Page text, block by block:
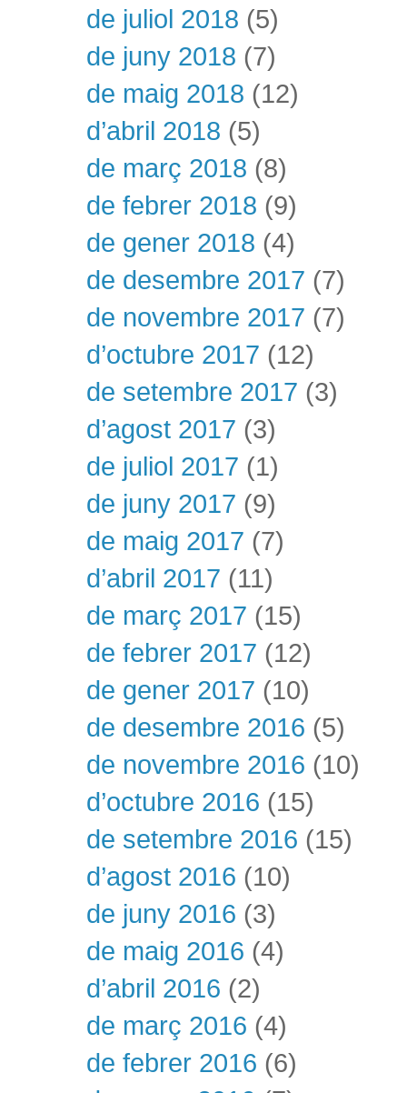
de juliol 2018 (5)
de juny 2018 (7)
de maig 2018 (12)
d’abril 2018 (5)
de març 2018 (8)
de febrer 2018 (9)
de gener 2018 (4)
de desembre 2017 (7)
de novembre 2017 (7)
d’octubre 2017 (12)
de setembre 2017 (3)
d’agost 2017 (3)
de juliol 2017 (1)
de juny 2017 (9)
de maig 2017 (7)
d’abril 2017 (11)
de març 2017 (15)
de febrer 2017 (12)
de gener 2017 (10)
de desembre 2016 (5)
de novembre 2016 (10)
d’octubre 2016 (15)
de setembre 2016 (15)
d’agost 2016 (10)
de juny 2016 (3)
de maig 2016 (4)
d’abril 2016 (2)
de març 2016 (4)
de febrer 2016 (6)